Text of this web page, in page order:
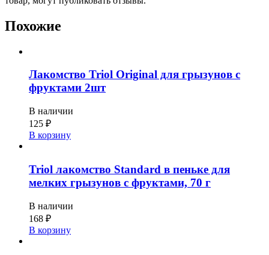
Похожие
Лакомство Triol Original для грызунов с
фруктами 2шт
В наличии
125 ₽
В корзину
Triol лакомство Standard в пеньке для
мелких грызунов с фруктами, 70 г
В наличии
168 ₽
В корзину